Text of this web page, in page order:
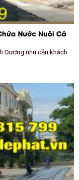
Nước Nuôi Cá
Dương nhu cầu khách